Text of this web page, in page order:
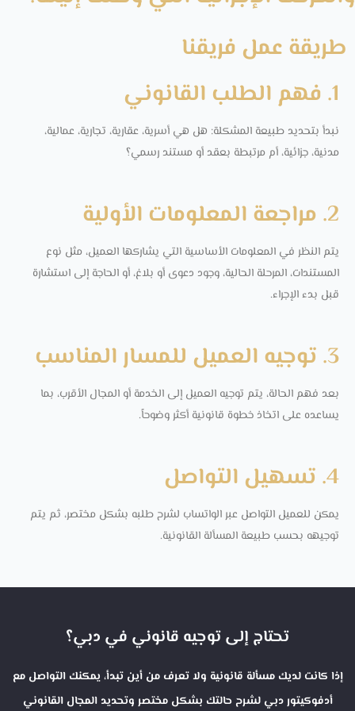
طريقة عمل فريقنا
1. فهم الطلب القانوني
نبدأ بتحديد طبيعة المشكلة: هل هي أسرية، عقارية، تجارية، عمالية،
مدنية، جزائية، أم مرتبطة بعقد أو مستند رسمي؟
2. مراجعة المعلومات الأولية
يتم النظر في المعلومات الأساسية التي يشاركها العميل، مثل نوع
المستندات، المرحلة الحالية، وجود دعوى أو بلاغ، أو الحاجة إلى استشارة
قبل بدء الإجراء.
3. توجيه العميل للمسار المناسب
بعد فهم الحالة، يتم توجيه العميل إلى الخدمة أو المجال الأقرب، بما
يساعده على اتخاذ خطوة قانونية أكثر وضوحاً.
4. تسهيل التواصل
يمكن للعميل التواصل عبر الواتساب لشرح طلبه بشكل مختصر، ثم يتم
توجيهه بحسب طبيعة المسألة القانونية.
تحتاج إلى توجيه قانوني في دبي؟
إذا كانت لديك مسألة قانونية ولا تعرف من أين تبدأ، يمكنك التواصل مع
أدفوكيتور دبي لشرح حالتك بشكل مختصر وتحديد المجال القانوني